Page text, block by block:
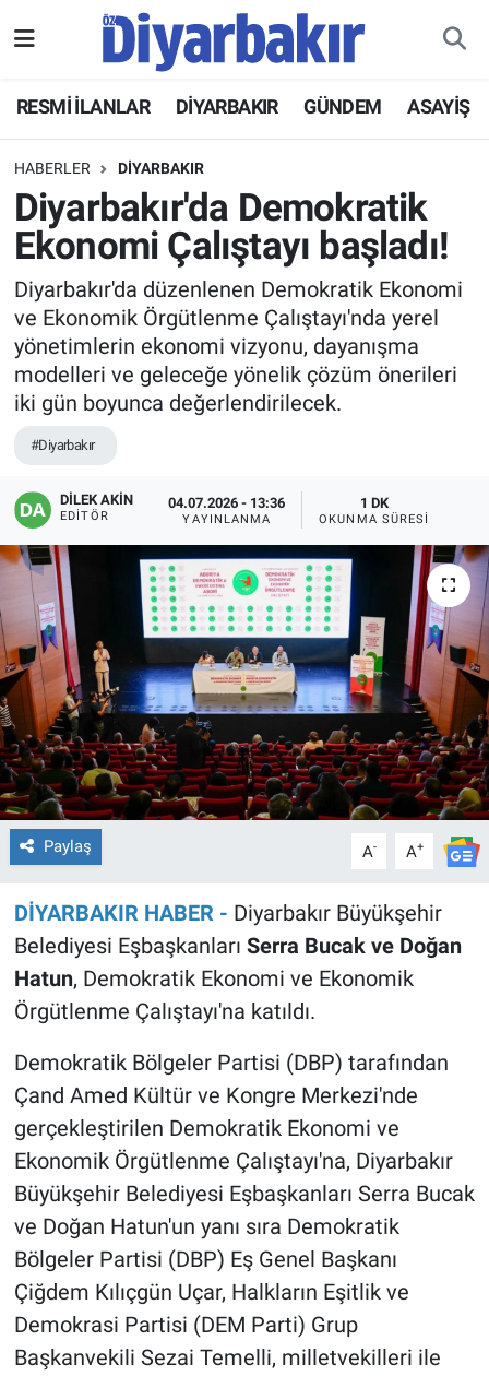
RESMİ İLANLAR DİYARBAKIR GÜNDEM ASAYİŞ
HABERLER DİYARBAKIR
Diyarbakır'da Demokratik
Ekonomi Çalıştayı başladı!
Diyarbakır'da düzenlenen Demokratik Ekonomi
ve Ekonomik Örgütlenme Çalıştayı'nda yerel
yönetimlerin ekonomi vizyonu, dayanışma
modelleri ve geleceğe yönelik çözüm önerileri
iki gün boyunca değerlendirilecek.
#Diyarbakır
DİLEK AKİN
EDITÖR
04.07.2026 - 13:36
YAYINLANMA
1 DK
OKUNMA SÜRESI
Paylaş A- A+
DİYARBAKIR HABER - Diyarbakır Büyükşehir
Belediyesi Eşbaşkanları Serra Bucak ve Doğan
Hatun, Demokratik Ekonomi ve Ekonomik
Örgütlenme Çalıştayı'na katıldı.
Demokratik Bölgeler Partisi (DBP) tarafından
Çand Amed Kültür ve Kongre Merkezi'nde
gerçekleştirilen Demokratik Ekonomi ve
Ekonomik Örgütlenme Çalıştayı'na, Diyarbakır
Büyükşehir Belediyesi Eşbaşkanları Serra Bucak
ve Doğan Hatun'un yanı sıra Demokratik
Bölgeler Partisi (DBP) Eş Genel Başkanı
Çiğdem Kılıçgün Uçar, Halkların Eşitlik ve
Demokrasi Partisi (DEM Parti) Grup
Başkanvekili Sezai Temelli, milletvekilleri ile
ASAYİŞ
DİYARBAKIR
EKONOMİ
GÜNDEM
BÖLGE
DÜNYA
ÖZEL HABER
POLİTİKA
SAĞLIK
SPOR
TEKNOLOJİ
Hava Durumu
Namaz Vakitleri
Trafik Durumu
Süper Lig Puan Durumu ve Fikstür
Tüm Manşetler
Son Dakika Haberleri